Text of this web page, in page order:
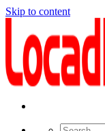
Skip to content